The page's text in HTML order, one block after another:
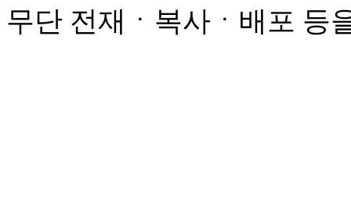
무단 전재ㆍ복사ㆍ배포 등